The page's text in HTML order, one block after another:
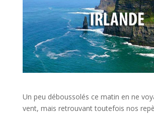
Un peu déboussolés ce matin en ne
vent, mais retrouvant toutefois nos